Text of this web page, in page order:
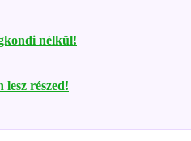
nélkül!
lesz részed!